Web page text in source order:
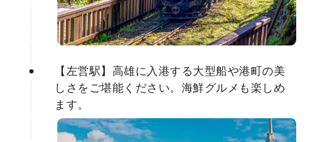
【左営駅】高雄に入港する大型船や港町の美
しさをご堪能ください。海鮮グルメも楽しめ
ます。